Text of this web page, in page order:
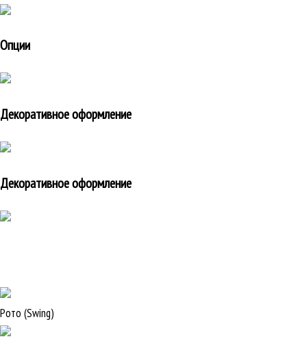
Опции
Декоративное оформление
Декоративное оформление
Рото (Swing)